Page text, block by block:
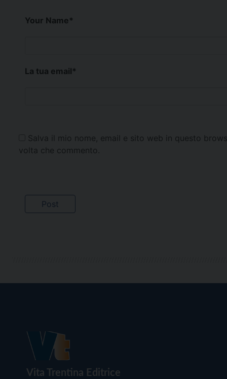
Your Name*
La tua email*
Salva il mio nome, email e sito web in questo
volta che commento.
Vita Trentina Editrice